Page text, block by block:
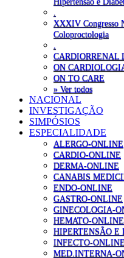
XXXIV Congresso
Coloproctologia
CARDIORRENAL
ON
ON TO CARE
» Ver todos
NACIONAL
INVESTIGAÇÃO
SIMPÓSIOS
ESPECIALIDADE
ALERGO-ONLINE
CARDIO-ONLINE
DERMA-ONLINE
CANABIS
ENDO-ONLINE
GASTRO-ONLINE
GINECOLOGIA-
HEMATO-ONLINE
HIPERTENSÃO E
INFECTO-ONLINE
MED.INTERNA-